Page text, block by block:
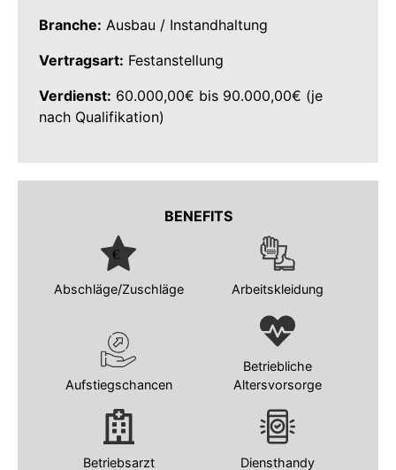
Branche: Ausbau / Instandhaltung
Vertragsart: Festanstellung
Verdienst: 60.000,00€ bis 90.000,00€ (je
nach Qualifikation)
BENEFITS
Abschläge/Zuschläge Arbeitskleidung
Aufstiegschancen
Betriebliche
Altersvorsorge
Betriebsarzt Diensthandy